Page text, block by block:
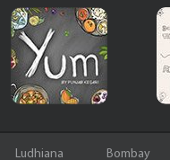
Ludhiana Bombay